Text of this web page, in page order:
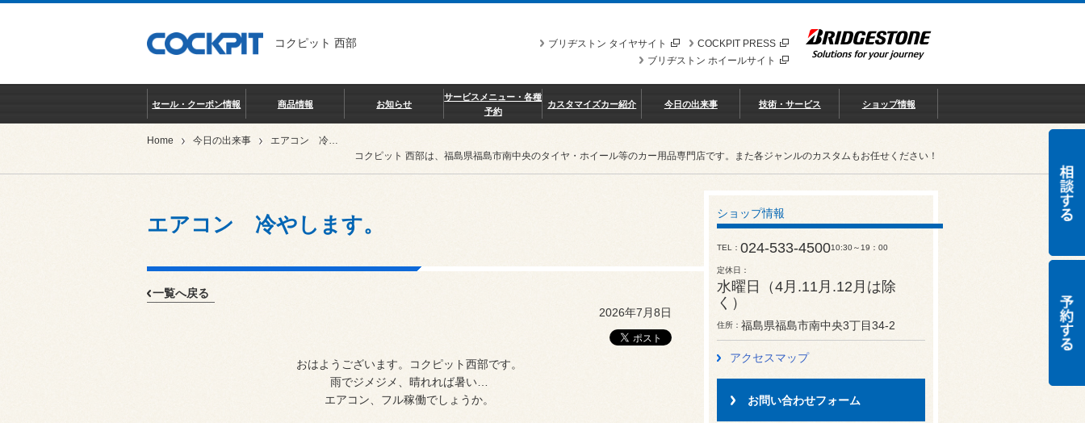
コクピット 西部 COCKPIT PRESS
ブリヂストン タイヤサイト
ブリヂストン ホイールサイト
セール・クーポン情報 商品情報 お知らせ
サービスメニュー・各種
予約
カスタマイズカー紹介 今日の出来事 技術・サービス ショップ情報
Home 今日の出来事
エアコン 冷やします。
コクピット 西部は、福島県福島市南中央のタイヤ・ホイール等のカー用品専門店です。また各ジャンルのカスタムもお任せください！
エアコン 冷やします。
一覧へ戻る
2026年7月8日
おはようございます。コクピット西部です。
雨でジメジメ、晴れれば暑い…
エアコン、フル稼働でしょうか。
ショップ情報
TEL 024-533-450010:30～19：00
定休日
水曜日（4月.11月.12月は除
く）
住所 福島県福島市南中央3丁目34-2
アクセスマップ
お問い合わせフォーム